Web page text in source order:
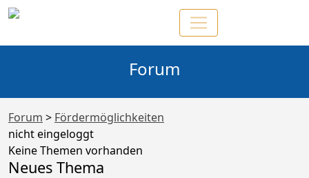
Forum
Forum > Fördermöglichkeiten
nicht eingeloggt
Keine Themen vorhanden
Neues Thema